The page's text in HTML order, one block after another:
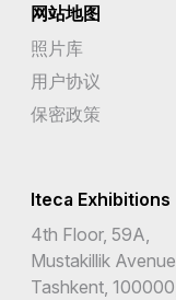
网站地图
照片库
用户协议
保密政策
Iteca Exhibitions
4th Floor, 59A,
Mustakillik Avenue,
Tashkent, 100000,